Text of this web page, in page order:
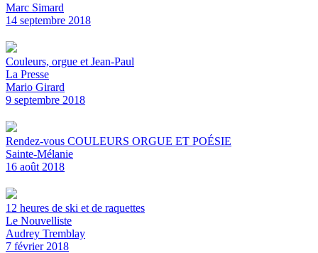
Marc Simard
14 septembre 2018
Couleurs, orgue et Jean-Paul
La Presse
Mario Girard
9 septembre 2018
Rendez-vous COULEURS ORGUE ET POÉSIE
Sainte-Mélanie
16 août 2018
12 heures de ski et de raquettes
Le Nouvelliste
Audrey Tremblay
7 février 2018